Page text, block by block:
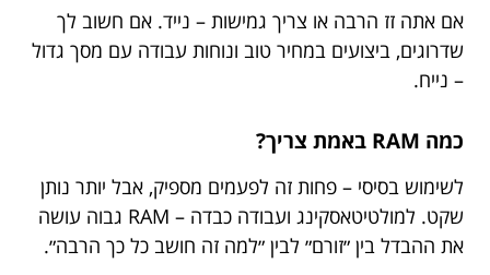
אם אתה זז הרבה או צריך גמישות – נייד. אם חשוב לך
שדרוגים, ביצועים במחיר טוב ונוחות עבודה עם מסך גדול
– נייח.
כמה RAM באמת צריך?
לשימוש בסיסי – פחות זה לפעמים מספיק, אבל יותר נותן
שקט. למולטיטאסקינג ועבודה כבדה – RAM גבוה עושה
את ההבדל בין ״זורם״ לבין ״למה זה חושב כל כך הרבה״.